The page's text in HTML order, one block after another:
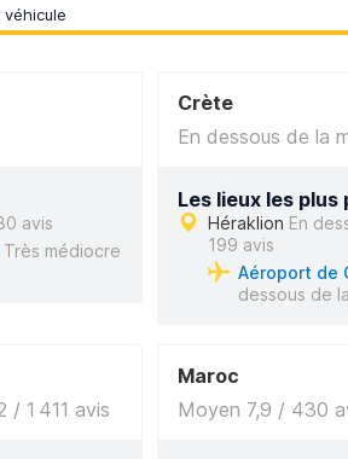
véhicule
avis
Très médiocre
Crète
En dessous de la
Les lieux les plus
Héraklion En
199 avis
Aéroport de
dessous de
/ 1 411 avis
Maroc
Moyen 7,9 / 430